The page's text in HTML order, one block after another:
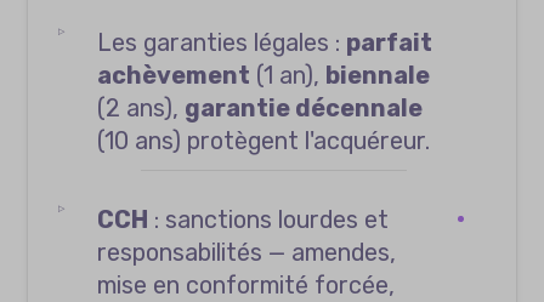
Les garanties légales : parfait
achèvement (1 an), biennale
(2 ans), garantie décennale
(10 ans) protègent l'acquéreur.
CCH : sanctions lourdes et
responsabilités — amendes,
mise en conformité forcée,